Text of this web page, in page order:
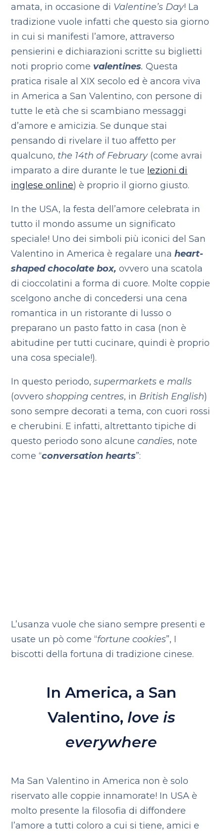
amata, in occasione di Valentine’s Day! La
tradizione vuole infatti che questo sia giorno
in cui si manifesti l’amore, attraverso
pensierini e dichiarazioni scritte su biglietti
noti proprio come valentines. Questa
pratica risale al XIX secolo ed è ancora viva
in America a San Valentino, con persone di
tutte le età che si scambiano messaggi
d’amore e amicizia. Se dunque stai
pensando di rivelare il tuo affetto per
qualcuno, the 14th of February(come avrai
imparato a dire durante le tue lezioni di
inglese online) è proprio il giorno giusto.
In the USA, la festa dell’amore celebrata in
tutto il mondo assume un significato
speciale! Uno dei simboli più iconici del San
Valentino in America è regalare unaheart-
shaped chocolate box, ovvero una scatola
di cioccolatini a forma di cuore. Molte coppie
scelgono anche di concedersi una cena
romantica in un ristorante di lusso o
preparano un pasto fatto in casa (non è
abitudine per tutti cucinare, quindi è proprio
una cosa speciale!).
In questo periodo,supermarkets e malls
(ovveroshopping centres, in British English)
sono sempre decorati a tema, con cuori rossi
e cherubini. E infatti, altrettanto tipiche di
questo periodo sono alcunecandies, note
come “conversation hearts”:
L’usanza vuole che siano sempre presenti e
usate un pò come “fortune cookies”, I
biscotti della fortuna di tradizione cinese.
In America, a San
Valentino, love is
everywhere
Ma San Valentino in America non è solo
riservato alle coppie innamorate! In USA è
molto presente la filosofia di diffondere
l’amore a tutti coloro a cui si tiene, amici e